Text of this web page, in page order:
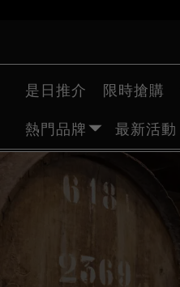
是日推介 限時搶購
熱門品牌 最新活動